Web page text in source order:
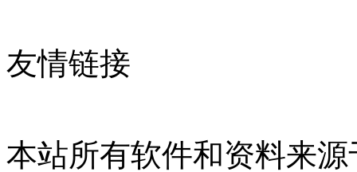
友情链接
本站所有软件和资料来